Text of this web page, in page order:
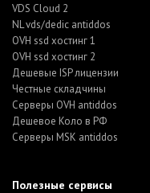
VDS Cloud 2
NL vds/dedic antiddos
OVH ssd хостинг 1
OVH ssd хостинг 2
Дешевые ISP лицензии
Честные складчины
Серверы OVH antiddos
Дешевое Коло в РФ
Серверы MSK antiddos
Полезные сервисы